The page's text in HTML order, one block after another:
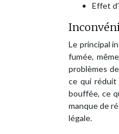
Effet
Le principal
fumée,
problèmes
ce qui réduit
bouffée, ce
manque de
légale.